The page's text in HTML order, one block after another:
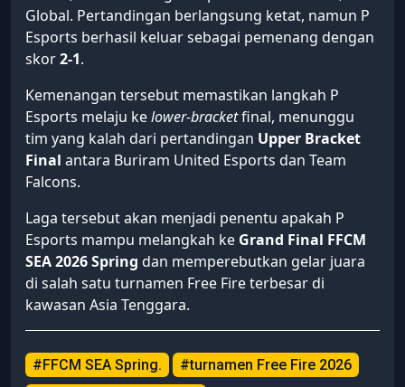
Global. Pertandingan berlangsung ketat, namun P
Esports berhasil keluar sebagai pemenang dengan
skor2-1.
Kemenangan tersebut memastikan langkah P
Esports melaju kelower-bracketfinal, menunggu
tim yang kalah dari pertandingan Upper Bracket
Final antara Buriram United Esports dan Team
Falcons.
Laga tersebut akan menjadi penentu apakah P
Esports mampu melangkah ke Grand Final FFCM
SEA 2026 Spring dan memperebutkan gelar juara
di salah satu turnamen Free Fire terbesar di
kawasan Asia Tenggara.
#FFCM SEA Spring.
#turnamen Free Fire 2026